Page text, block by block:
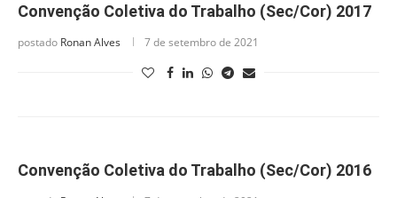
Convenção Coletiva do Trabalho (Sec/Cor) 2017
postado Ronan Alves 7 de setembro de 2021
Convenção Coletiva do Trabalho (Sec/Cor) 2016